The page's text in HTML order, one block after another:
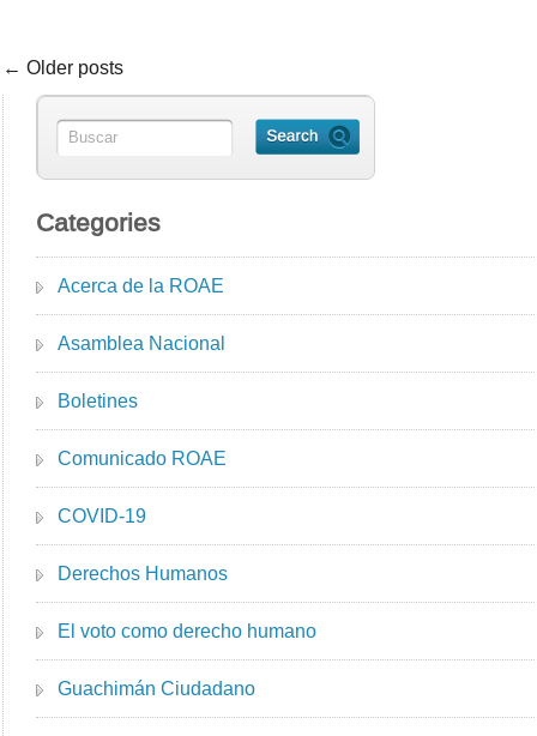
← Older posts
Categories
Acerca de la ROAE
Asamblea Nacional
Boletines
Comunicado ROAE
COVID-19
Derechos Humanos
El voto como derecho humano
Guachimán Ciudadano